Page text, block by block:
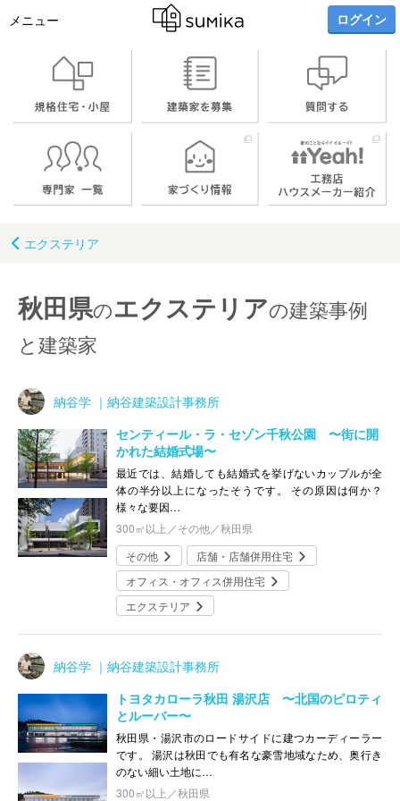
メニュー ログイン
エクステリア
秋田県のエクステリアの建築事例
と建築家
納谷学 ｜納谷建築設計事務所
センティール・ラ・セゾン千秋公園 〜街に開
かれた結婚式場〜
最近では、結婚しても結婚式を挙げないカップルが全
体の半分以上になったそうです。 その原因は何か？
様々な要因…
300㎡以上／その他／秋田県
その他
店舗・店舗併用住宅
オフィス・オフィス併用住宅
エクステリア
納谷学 ｜納谷建築設計事務所
トヨタカローラ秋田 湯沢店 〜北国のピロティ
とルーバー〜
秋田県・湯沢市のロードサイドに建つカーディーラー
です。 湯沢は秋田でも有名な豪雪地域なため、奥行き
のない細い土地に…
300㎡以上／秋田県